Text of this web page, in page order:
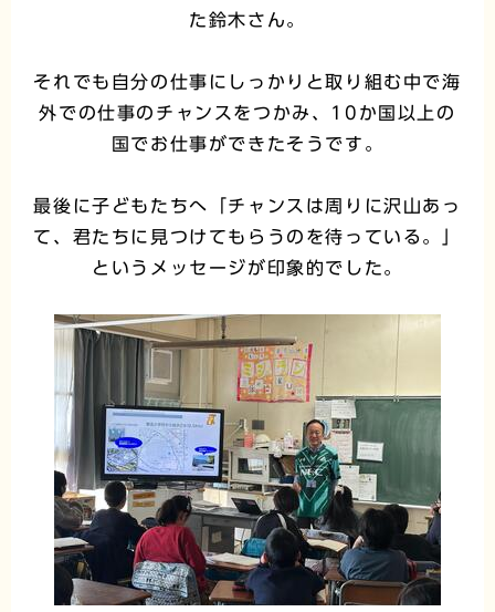
た鈴木さん。
それでも自分の仕事にしっかりと取り組む中で海
外での仕事のチャンスをつかみ、10か国以上の
国でお仕事ができたそうです。
最後に子どもたちへ「チャンスは周りに沢山あっ
て、君たちに見つけてもらうのを待っている。」
というメッセージが印象的でした。